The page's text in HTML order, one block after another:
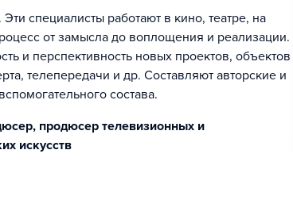
специалисты работают в кино, театре, на
от замысла до воплощения и реализации.
и перспективность новых проектов, объектов
телепередачи и др. Составляют авторские и
состава.
продюсер телевизионных и
искусств